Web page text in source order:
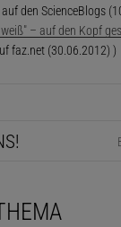
den ScienceBlogs
– auf den Kopf
faz.net (30.06.2012) )